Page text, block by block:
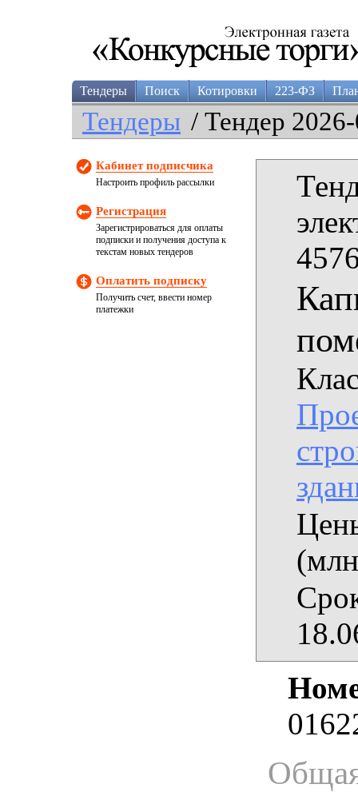
Тендеры Поиск Котировки 223-ФЗ
Тендеры / Тендер
Кабинет подписчика
Настроить профиль рассылки
Регистрация
Зарегистрироваться для оплаты
подписки и получения доступа к
текстам новых тендеров
Оплатить подписку
Получить счет, ввести номер
платежки